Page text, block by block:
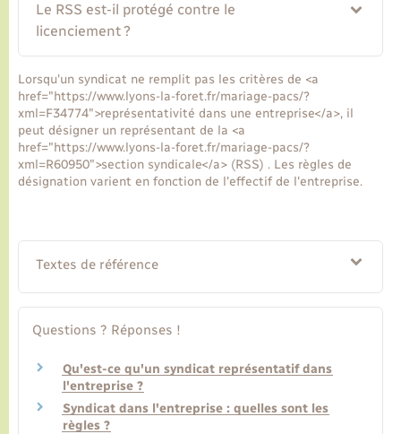
Le RSS est-il protégé contre le
licenciement ?
Lorsqu'un syndicat ne remplit pas les critères de <a
href="https://www.lyons-la-foret.fr/mariage-pacs/?
xml=F34774">représentativité dans une entreprise</a>, il
peut désigner un représentant de la <a
href="https://www.lyons-la-foret.fr/mariage-pacs/?
xml=R60950">section syndicale</a> (RSS) . Les règles de
désignation varient en fonction de l'effectif de l'entreprise.
Textes de référence
Questions ? Réponses !
Qu'est-ce qu'un syndicat représentatif dans
l'entreprise ?
Syndicat dans l'entreprise : quelles sont les
règles ?